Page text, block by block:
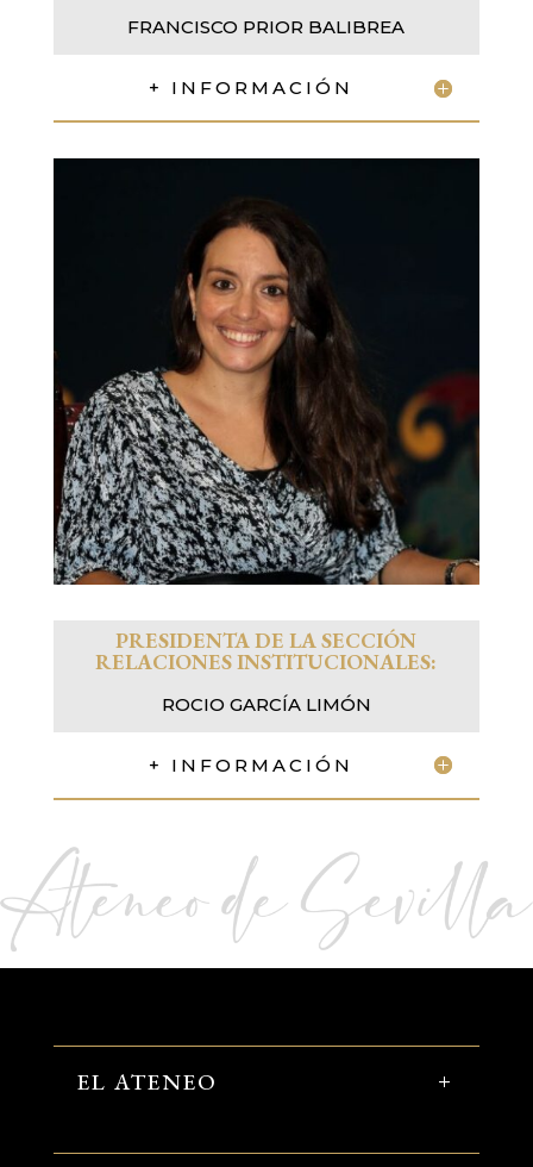
FRANCISCO PRIOR BALIBREA
+ INFORMACIÓN
PRESIDENTA DE LA SECCIÓN
RELACIONES INSTITUCIONALES:
ROCIO GARCÍA LIMÓN
+ INFORMACIÓN
EL ATENEO